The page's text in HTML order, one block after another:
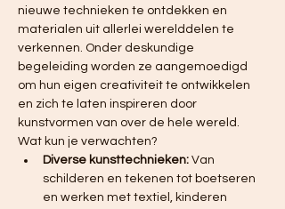
nieuwe technieken te ontdekken en
materialen uit allerlei werelddelen te
verkennen. Onder deskundige
begeleiding worden ze aangemoedigd
om hun eigen creativiteit te ontwikkelen
en zich te laten inspireren door
kunstvormen van over de hele wereld.
Wat kun je verwachten?
Diverse kunsttechnieken: Van
schilderen en tekenen tot boetseren
en werken met textiel, kinderen